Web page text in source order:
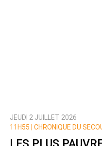
JEUDI 2 JUILLET 2026
11H55 |
CHRONIQUE DU